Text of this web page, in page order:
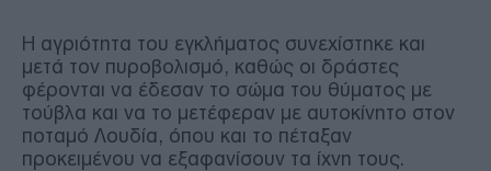
Η αγριότητα του εγκλήματος συνεχίστηκε και
μετά τον πυροβολισμό, καθώς οι δράστες
φέρονται να έδεσαν το σώμα του θύματος με
τούβλα και να το μετέφεραν με αυτοκίνητο στον
ποταμό Λουδία, όπου και το πέταξαν
προκειμένου να εξαφανίσουν τα ίχνη τους.